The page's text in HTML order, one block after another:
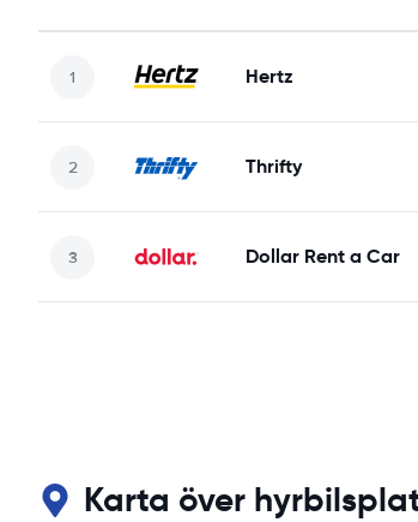
Hertz
Thrifty
Dollar Rent a Car
Karta över